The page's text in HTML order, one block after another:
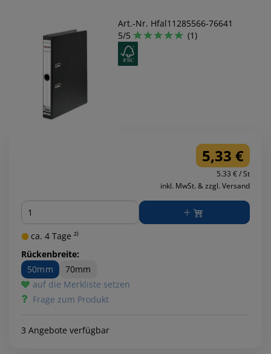
Art.-Nr. Hfal11285566-76641
5/5
(1)
5,33 €
5.33 € / St
inkl. MwSt. & zzgl. Versand
Menge
ca. 4 Tage ²⁾
Rückenbreite:
50mm
70mm
auf die Merkliste setzen
Frage zum Produkt
3 Angebote verfügbar